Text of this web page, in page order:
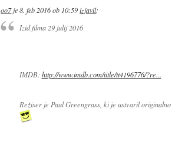
oo7je8. feb 2016 ob 10:59 izjavil:
Izid filma 29 julij 2016
IMDB: http://www.imdb.com/title/tt4196776/?re...
Režiser je Paul Greengrass, ki je ustvaril